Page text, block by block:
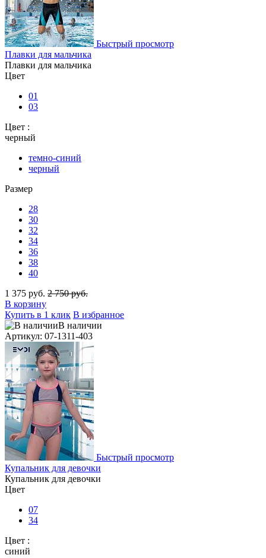
Быстрый просмотр
Плавки для мальчика
Плавки для мальчика
Цвет
01
03
Цвет :
черный
темно-синий
черный
Размер
28
30
32
34
36
38
40
1 375 руб. 2 750 руб.
В корзину
Купить в 1 клик В избранное
В наличии
Артикул: 07-1311-403
Быстрый просмотр
Купальник для девочки
Купальник для девочки
Цвет
07
34
Цвет :
синий